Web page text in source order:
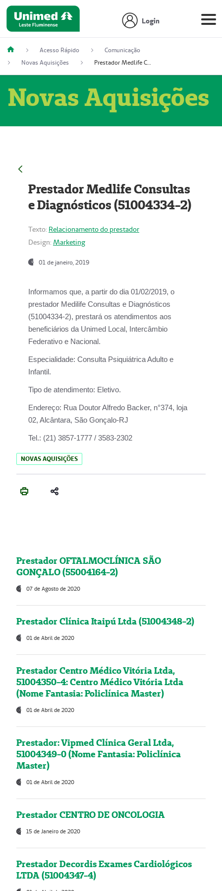
Login
Acesso Rápido
Comunicação
Novas Aquisições
Prestador Medlife Consultas e Diagnósticos (51004334-2)
Novas Aquisições
Prestador Medlife Consultas
e Diagnósticos (51004334-2)
Texto: Relacionamento do prestador
Design: Marketing
01 de janeiro, 2019
Informamos que, a partir do dia 01/02/2019, o
prestador Medilife Consultas e Diagnósticos
(51004334-2), prestará os atendimentos aos
beneficiários da Unimed Local, Intercâmbio
Federativo e Nacional.
Especialidade: Consulta Psiquiátrica Adulto e
Infantil.
Tipo de atendimento: Eletivo.
Endereço: Rua Doutor Alfredo Backer, n°374, loja
02, Alcântara, São Gonçalo-RJ
Tel.: (21) 3857-1777 / 3583-2302
NOVAS AQUISIÇÕES
Prestador OFTALMOCLÍNICA SÃO
GONÇALO (55004164-2)
07 de Agosto de 2020
Prestador Clínica Itaipú Ltda (51004348-2)
01 de Abril de 2020
Prestador Centro Médico Vitória Ltda,
51004350-4: Centro Médico Vitória Ltda
(Nome Fantasia: Policlínica Master)
01 de Abril de 2020
Prestador: Vipmed Clínica Geral Ltda,
51004349-0 (Nome Fantasia: Policlínica
Master)
01 de Abril de 2020
Prestador CENTRO DE ONCOLOGIA
15 de Janeiro de 2020
Prestador Decordis Exames Cardiológicos
LTDA (51004347-4)